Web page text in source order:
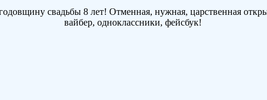
свадьбы 8 лет! Отменная, нужная, царственная
вайбер, одноклассники, фейсбук!